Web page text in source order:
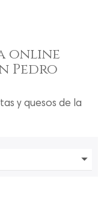
online
Pedro
y quesos de la
